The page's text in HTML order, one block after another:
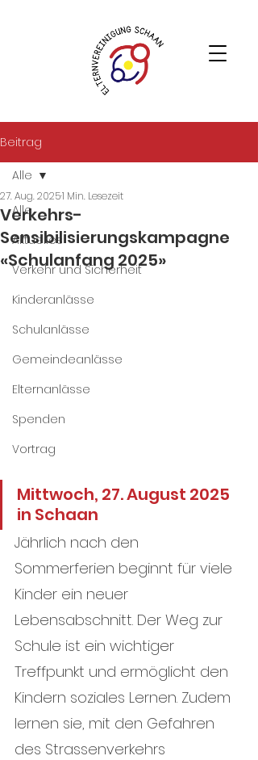
Beitrag
Alle
Aktuelles
Verkehr und Sicherheit
Kinderanlässe
Schulanlässe
Gemeindeanlässe
Elternanlässe
Spenden
Vortrag
Alle
Verkehrs-
Sensibilisierungskampagne
«Schulanfang 2025»
27. Aug. 20251 Min. Lesezeit
Mittwoch, 27. August 2025
in Schaan
Jährlich nach den
Sommerferien beginnt für viele
Kinder ein neuer
Lebensabschnitt. Der Weg zur
Schule ist ein wichtiger
Treffpunkt und ermöglicht den
Kindern soziales Lernen. Zudem
lernen sie, mit den Gefahren
des Strassenverkehrs